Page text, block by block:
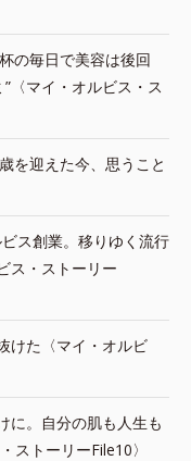
の毎日で美容は後回
〈マイ・オルビス・ス
を迎えた今、思うこと
ス創業。移りゆく流行
ス・ストーリー
けた〈マイ・オルビ
に。自分の肌も人生も
ストーリーFile10〉